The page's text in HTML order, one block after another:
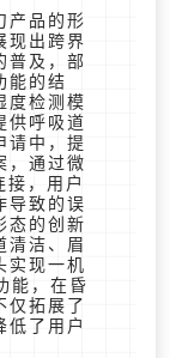
产品的形
现出跨界
普及，部
能的结
度检测模
供呼吸道
请中，提
，通过微
接，用户
导致的误
态的创新
清洁、眉
实现一机
能，在昏
仅拓展了
低了用户